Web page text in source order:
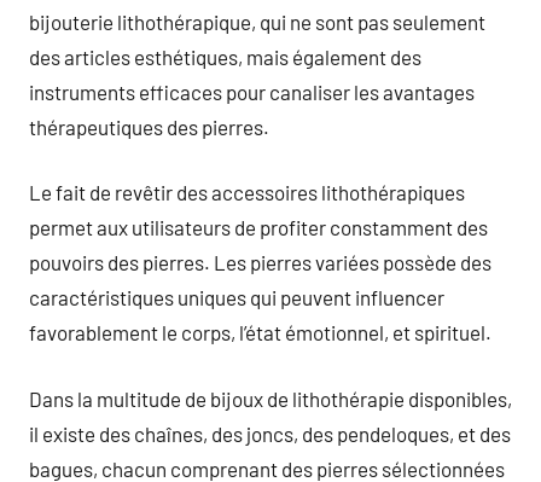
bijouterie lithothérapique, qui ne sont pas seulement
des articles esthétiques, mais également des
instruments efficaces pour canaliser les avantages
thérapeutiques des pierres.
Le fait de revêtir des accessoires lithothérapiques
permet aux utilisateurs de profiter constamment des
pouvoirs des pierres. Les pierres variées possède des
caractéristiques uniques qui peuvent influencer
favorablement le corps, l’état émotionnel, et spirituel.
Dans la multitude de bijoux de lithothérapie disponibles,
il existe des chaînes, des joncs, des pendeloques, et des
bagues, chacun comprenant des pierres sélectionnées